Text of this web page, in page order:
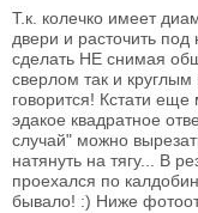
Т.к. колечко имеет
двери и расточить под
сделать НЕ снимая
сверлом так и круглым
говорится! Кстати еще
эдакое квадратное
случай" можно
натянуть на тягу... В
проехался по
бывало! :) Ниже